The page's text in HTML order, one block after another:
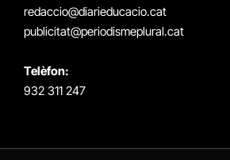
redaccio@diarieducacio.cat
publicitat@periodismeplural.cat
Telèfon:
932 311 247